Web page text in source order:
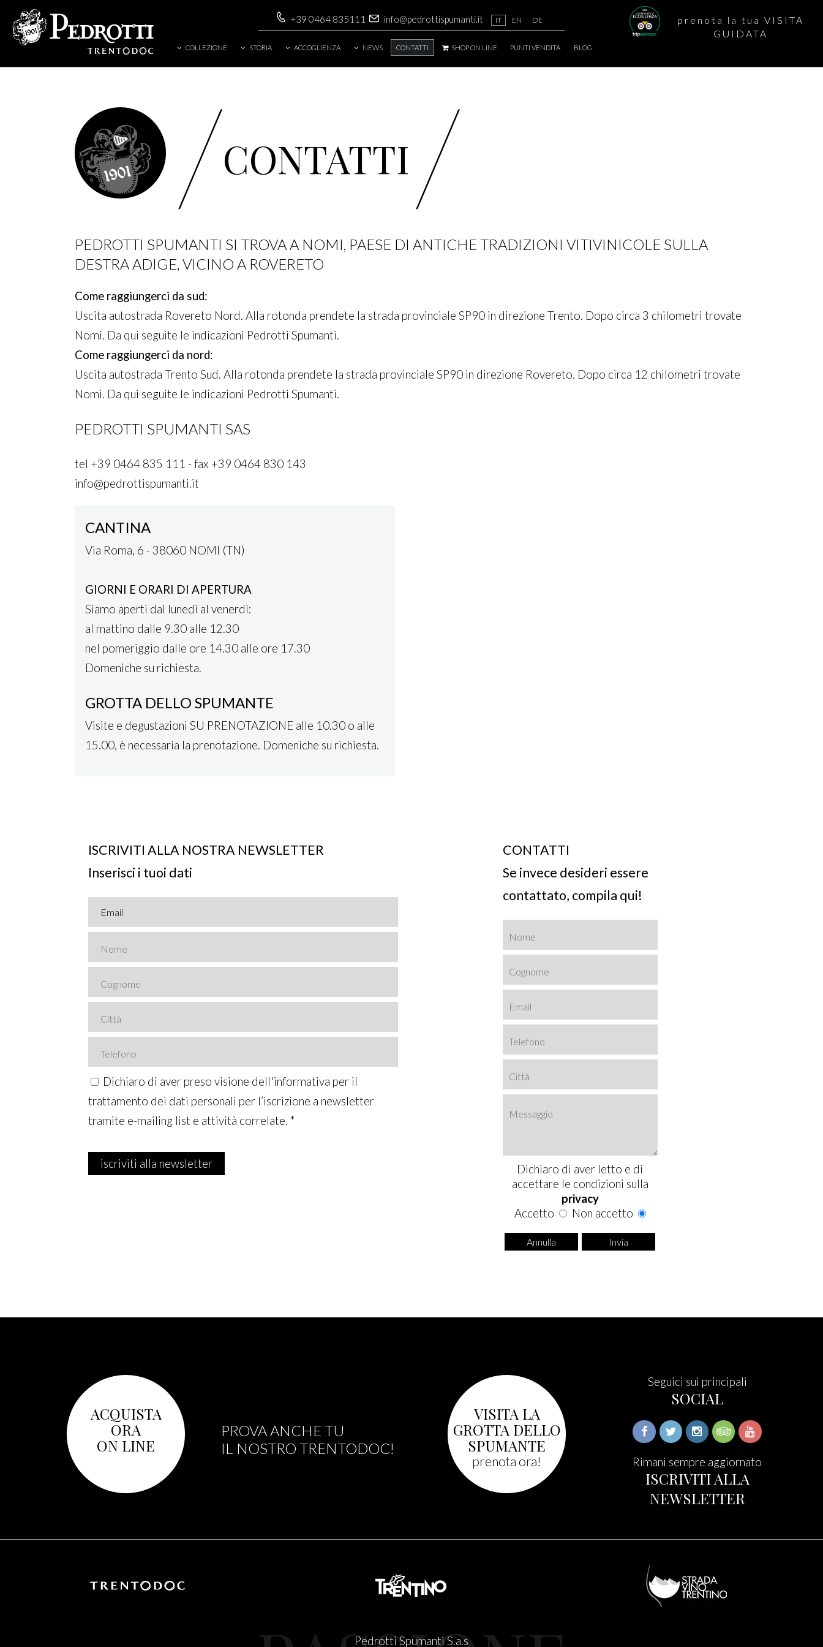
+39 0464 835111 info@pedrottispumanti.it IT EN DE prenota la tuaVISITA
GUIDATA
COLLEZIONE STORIA ACCOGLIENZA NEWS CONTATTI SHOP ON LINE PUNTI VENDITA BLOG
/CONTATTI /
PEDROTTI SPUMANTI SI TROVA A NOMI, PAESE DI ANTICHE TRADIZIONI VITIVINICOLE SULLA
DESTRA ADIGE, VICINO A ROVERETO
Come raggiungerci da sud:
Uscita autostrada Rovereto Nord. Alla rotonda prendete la strada provinciale SP90 in direzione Trento. Dopo circa 3 chilometri trovate
Nomi. Da qui seguite le indicazioni Pedrotti Spumanti.
Come raggiungerci da nord:
Uscita autostrada Trento Sud. Alla rotonda prendete la strada provinciale SP90 in direzione Rovereto. Dopo circa 12 chilometri trovate
Nomi. Da qui seguite le indicazioni Pedrotti Spumanti.
PEDROTTI SPUMANTI SAS
tel +39 0464 835 111 - fax +39 0464 830 143
info@pedrottispumanti.it
CANTINA
Via Roma, 6 - 38060 NOMI (TN)
GIORNI E ORARI DI APERTURA
Siamo aperti dal lunedì al venerdì:
al mattino dalle 9.30 alle 12.30
nel pomeriggio dalle ore 14.30 alle ore 17.30
Domeniche su richiesta.
GROTTA DELLO SPUMANTE
Visite e degustazioni SU PRENOTAZIONE alle 10.30 o alle
15.00, è necessaria la prenotazione. Domeniche su richiesta.
ISCRIVITI ALLA NOSTRA NEWSLETTER
Inserisci i tuoi dati
Dichiaro di aver preso visione dell'informativa per il
trattamento dei dati personali per l’iscrizione a newsletter
tramite e-mailing list e attività correlate. *
CONTATTI
Se invece desideri essere
contattato, compila qui!
Dichiaro di aver letto e di
accettare le condizioni sulla
privacy
Accetto
Non accetto
ACQUISTA
ORA
ON LINE
PROVA ANCHE TU
IL NOSTRO TRENTODOC!
VISITA LA
GROTTA DELLO
SPUMANTE
prenota ora!
Seguici sui principali
SOCIAL
Rimani sempre aggiornato
ISCRIVITI ALLA
NEWSLETTER
Pedrotti Spumanti S.a.s